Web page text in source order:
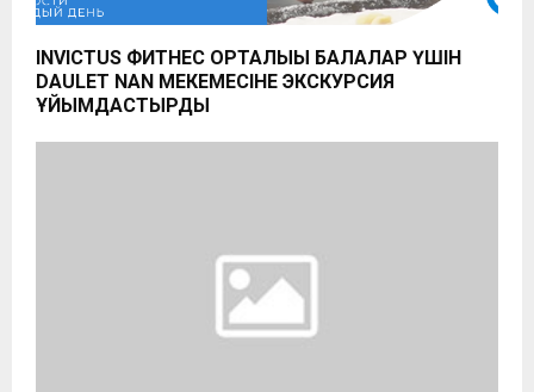
INVICTUS ФИТНЕС ОРТАЛЫҒЫ БАЛАЛАР ҮШІН
DAULET NAN МЕКЕМЕСІНЕ ЭКСКУРСИЯ
ҰЙЫМДАСТЫРДЫ